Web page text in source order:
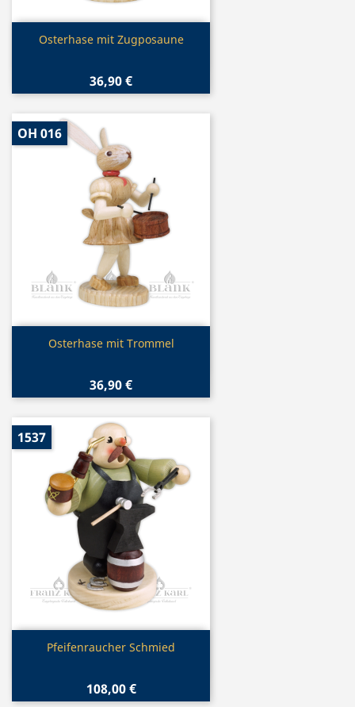
Vorschau
Osterhase mit Zugposaune
36,90 €
Vorschau
Osterhase mit Trommel
36,90 €
OH 016
Vorschau
Pfeifenraucher Schmied
108,00 €
1537